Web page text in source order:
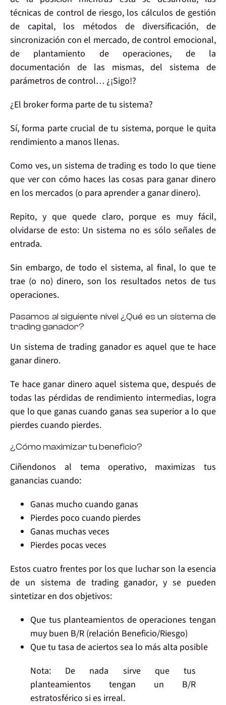
técnicas de control de riesgo, los cálculos de gestión
de capital, los métodos dediversificación, de
sincronización con el mercado, decontrol emocional,
de plantamiento de operaciones, de la
documentación de las mismas, del sistema de
parámetros de control… ¿¡Sigo!?
¿El brokerforma parte de tu sistema?
Sí, forma partecrucial de tu sistema, porque lequita
rendimiento a manos llenas.
Como ves, un sistema de trading es todo lo que tiene
que ver con cómo haces las cosas para ganar dinero
en los mercados (o para aprender a ganar dinero).
Repito, y que quede claro, porque es muy fácil,
olvidarse de esto: Un sistema no es sólo señales de
entrada.
Sin embargo, de todo el sistema, al final, lo que te
trae (o no)dinero, son los resultados netos de tus
operaciones.
Pasamos al siguiente nivel ¿Qué es un sistema de
trading ganador?
Un sistema de trading ganador es aquel que te hace
ganar dinero.
Te hace ganar dinero aquel sistema que, después de
todas las pérdidas de rendimiento intermedias, logra
que lo que ganas cuando ganas sea superior a lo que
pierdes cuando pierdes.
¿Cómo maximizar tu beneficio?
Ciñendonos al tema operativo, maximizas tus
ganancias cuando:
Ganas mucho cuando ganas
Pierdes poco cuando pierdes
Ganas muchas veces
Pierdes pocas veces
Estos cuatro frentes por los que lucharson la esencia
de un sistema de trading ganador, y se pueden
sintetizar en dos objetivos:
Que tus planteamientos de operaciones tengan
muy buen B/R (relación Beneficio/Riesgo)
Que tu tasa de aciertos sea lo más alta posible
Nota: De nada sirve que tus
planteamientos tengan un B/R
estratosférico si es irreal.